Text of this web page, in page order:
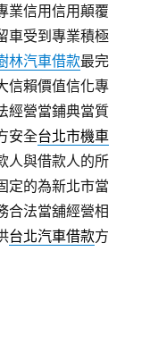
業信用信用顛覆
車受到專業積極
林汽車借款最完
信賴價值信化專
經營當鋪典當質
安全台北市機車
人與借款人的所
定的為新北市當
合法當舖經營相
台北汽車借款方